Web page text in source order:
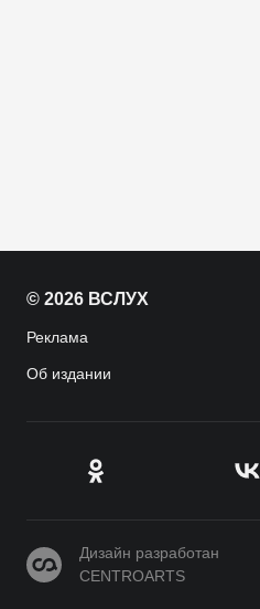
© 2026 ВСЛУХ
Реклама
Об издании
CENTROARTS